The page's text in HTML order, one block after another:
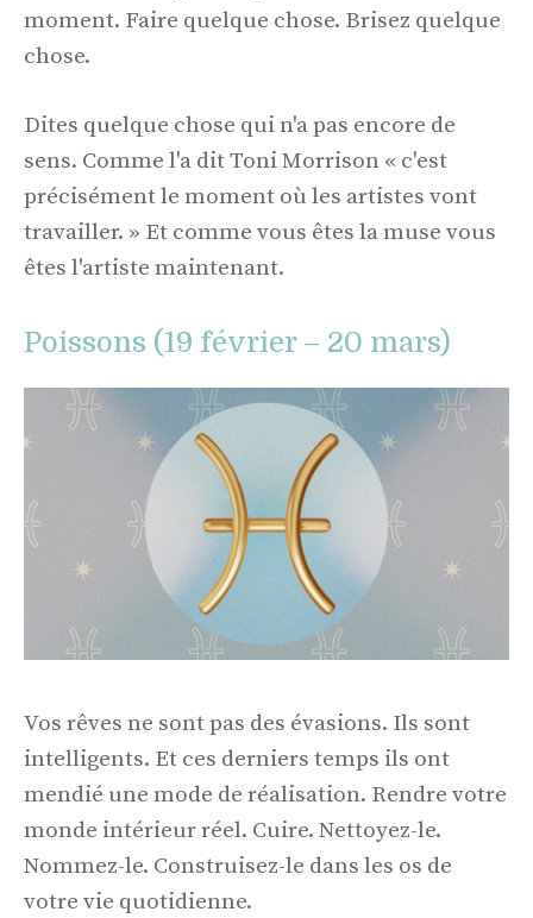
moment. Faire quelque chose. Brisez quelque
chose.
Dites quelque chose qui n'a pas encore de
sens. Comme l'a dit Toni Morrison « c'est
précisément le moment où les artistes vont
travailler. » Et comme vous êtes la muse vous
êtes l'artiste maintenant.
Poissons (19 février – 20 mars)
Vos rêves ne sont pas des évasions. Ils sont
intelligents. Et ces derniers temps ils ont
mendié une mode de réalisation. Rendre votre
monde intérieur réel. Cuire. Nettoyez-le.
Nommez-le. Construisez-le dans les os de
votre vie quotidienne.